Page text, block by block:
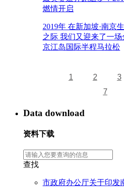
燃情开启
2019年 在新加坡·南京
之际 我们又迎来了一场
京江岛国际半程马拉松
1 2 3
7
Data download
资料下载
查找
市政府办公厅关于印发